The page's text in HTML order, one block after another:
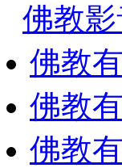
佛教
佛教
佛教
佛教